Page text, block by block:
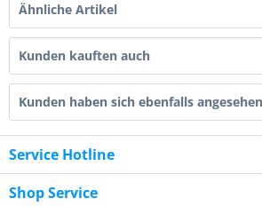
Ähnliche Artikel
Kunden kauften auch
Kunden haben sich ebenfalls angesehen
Service Hotline
Shop Service